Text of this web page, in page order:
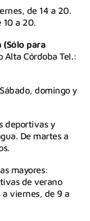
de 14 a 20.
10 a 20.
(Sólo para
Alta Córdoba Tel.:
domingo y
deportivas y
De martes a
mayores:
de verano
viernes, de 9 a